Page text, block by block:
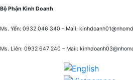
Bộ Phận Kinh Doanh
Ms. Yến: 0932 046 340 – Mail:
Ms. Liên: 0932 647 240 – Mail: